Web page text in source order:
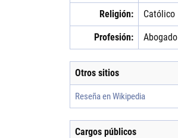
Religión: Católico
Profesión: Abogado
Otros sitios
Reseña en Wikipedia
Cargos públicos